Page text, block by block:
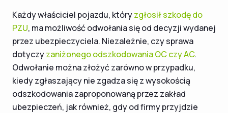
Każdy właściciel pojazdu, któryzgłosił szkodę do
PZU, ma możliwość odwołania się od decyzji wydanej
przez ubezpieczyciela. Niezależnie, czy sprawa
dotyczyzaniżonego odszkodowania OC czy AC.
Odwołanie można złożyć zarówno w przypadku,
kiedy zgłaszający nie zgadza się z wysokością
odszkodowania zaproponowaną przez zakład
ubezpieczeń, jak również, gdy od firmy przyjdzie